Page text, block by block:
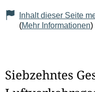
Inhalt dieser Seite
(Mehr Informationen)
Siebzehntes